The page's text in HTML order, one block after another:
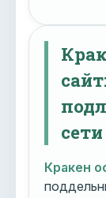
сети
Кракен